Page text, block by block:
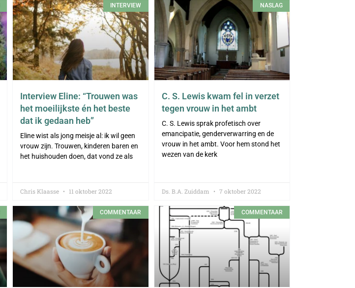
INTERVIEW
Interview Eline: “Trouwen was
het moeilijkste én het beste
dat ik gedaan heb”
Eline wist als jong meisje al: ik wil geen
vrouw zijn. Trouwen, kinderen baren en
het huishouden doen, dat vond ze als
Chris Klaasse 11 oktober 2022
NASLAG
C. S. Lewis kwam fel in verzet
tegen vrouw in het ambt
C. S. Lewis sprak profetisch over
emancipatie, genderverwarring en de
vrouw in het ambt. Voor hem stond het
wezen van de kerk
Ds. B.A. Zuiddam 7 oktober 2022
COMMENTAAR COMMENTAAR